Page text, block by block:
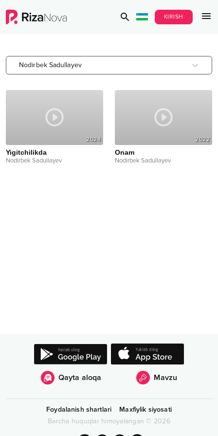
KIRISH
Nodirbek Sadullayev
2024
Yigitchilikda
Nodirbek Sadullayev
2022
Onam
Nodirbek Sadullayev
Qayta aloqa Mavzu
Foydalanish shartlari
Maxfiylik siyosati
Barcha huquqlar himoyalangan © 2026